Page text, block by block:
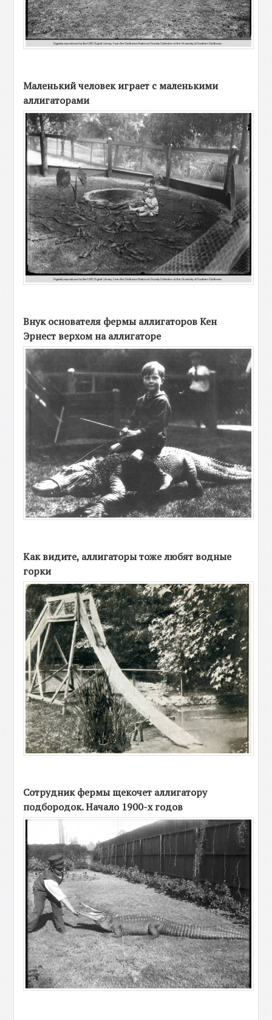
Маленький человек играет с маленькими
аллигаторами
Внук основателя фермы аллигаторов Кен
Эрнест верхом на аллигаторе
Как видите, аллигаторы тоже любят водные
горки
Сотрудник фермы щекочет аллигатору
подбородок. Начало 1900-х годов